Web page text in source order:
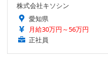
株式会社キソシン
愛知県
月給30万円～56万円
正社員